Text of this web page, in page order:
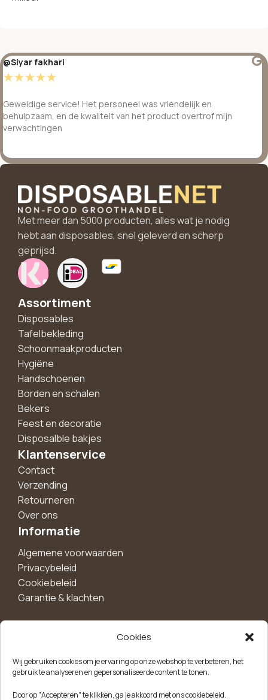
Cookies
Wij gebruiken cookies om je ervaring op onze webshop te verbeteren, het
gebruik te analyseren en gepersonaliseerde content te tonen.
Door op "Accepteren" te klikken, ga je akkoord met ons cookiebeleid.
@Siyar fakhari
☆☆☆☆☆
Geweldige service! Het personeel was vriendelijk en
behulpzaam, en de kwaliteit van het product overtrof mijn
verwachtingen
Met meer dan 5000 producten, alles wat je nodig
hebt aan disposables, snel geleverd en scherp
geprijsd.
Assortiment
Disposables
Tafelbekleding
Schoonmaakproducten
Hygiëne
Handschoenen
Borden en schalen
Bekers
Feest en decoratie
Disposalble bakjes
Klantenservice
Contact
Verzending
Retourneren
Over ons
Informatie
Algemene voorwaarden
Privacybeleid
Cookiebeleid
Garantie & klachten
korting!